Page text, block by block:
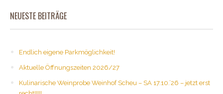
NEUESTE BEITRÄGE
Endlich eigene Parkmöglichkeit!
Aktuelle Öffnungszeiten 2026/27
Kulinarische Weinprobe Weinhof Scheu – SA 17.10.’26 – jetzt erst